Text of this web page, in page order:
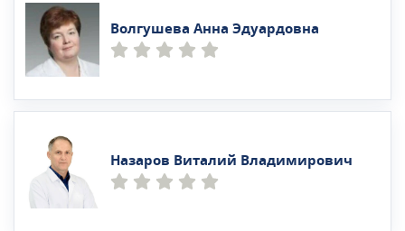
Волгушева Анна Эдуардовна
Назаров Виталий Владимирович